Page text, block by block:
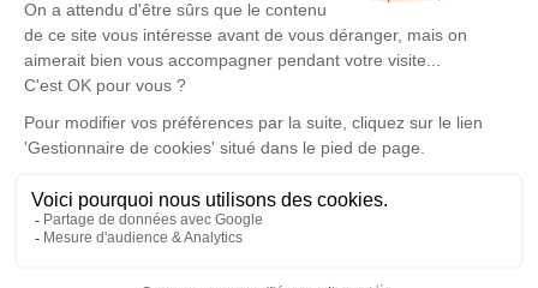
Devis marbrerie
Notre agence
Pompes Funèbres Lion
03 67 72 51 30
contact@pfmlion.fr
34 rue de la Tresse - 55800 - Revigny-sur-Ornain